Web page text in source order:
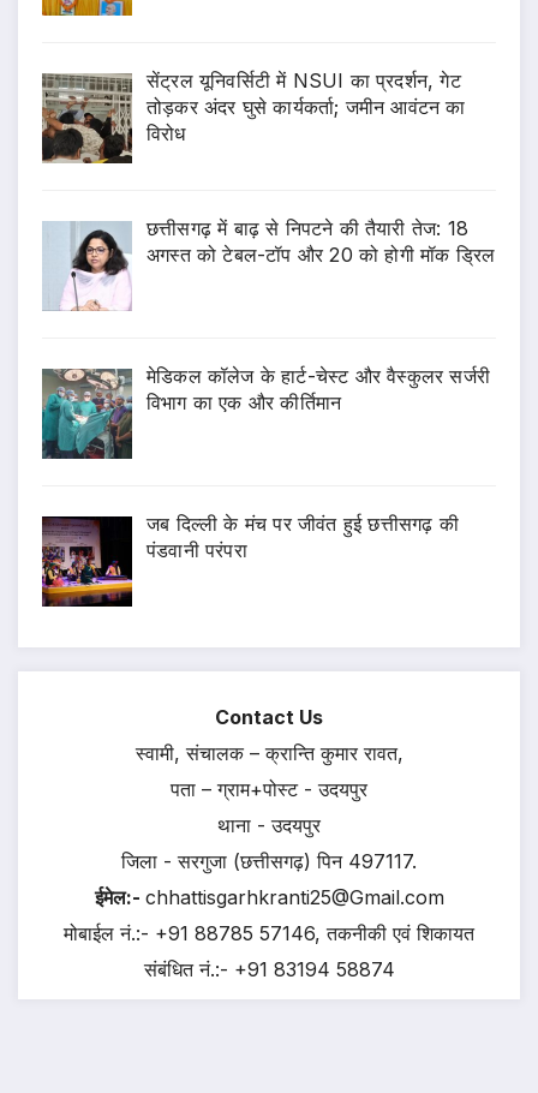
सेंट्रल यूनिवर्सिटी में NSUI का प्रदर्शन, गेट
तोड़कर अंदर घुसे कार्यकर्ता; जमीन आवंटन का
विरोध
छत्तीसगढ़ में बाढ़ से निपटने की तैयारी तेज: 18
अगस्त को टेबल-टॉप और 20 को होगी मॉक ड्रिल
​मेडिकल कॉलेज के हार्ट-चेस्ट और वैस्कुलर सर्जरी
विभाग का एक और कीर्तिमान
जब दिल्ली के मंच पर जीवंत हुई छत्तीसगढ़ की
पंडवानी परंपरा
Contact Us
स्वामी, संचालक – क्रान्ति कुमार रावत,
पता – ग्राम+पोस्ट - उदयपुर
थाना - उदयपुर
जिला - सरगुजा (छत्तीसगढ़) पिन 497117.
ईमेल:- chhattisgarhkranti25@Gmail.com
मोबाईल नं.:- +91 88785 57146, तकनीकी एवं शिकायत
संबंधित नं.:- +91 83194 58874